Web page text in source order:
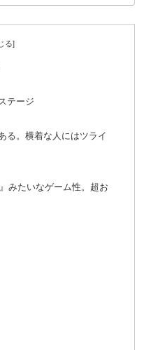
テージ
る。横着な人にはツライ
みたいなゲーム性。超お